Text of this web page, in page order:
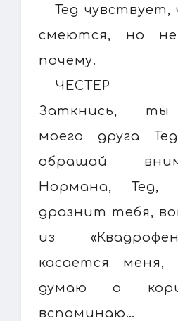
Тед
смеются, но
почему.
ЧЕСТЕР
Заткнись, ты
моего друга
обращай
Нормана, Тед,
дразнит тебя,
из
касается
думаю о